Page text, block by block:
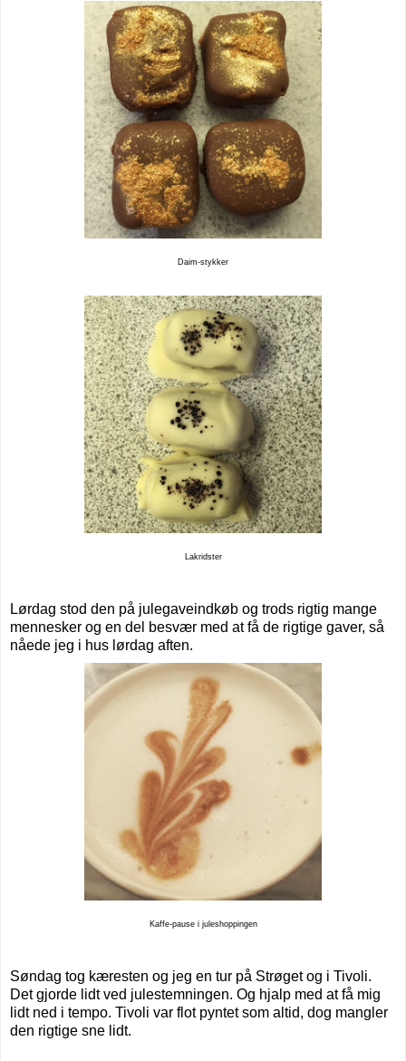
Daim-stykker
Lakridster
Lørdag stod den på julegaveindkøb og trods rigtig mange
mennesker og en del besvær med at få de rigtige gaver, så
nåede jeg i hus lørdag aften.
Kaffe-pause i juleshoppingen
Søndag tog kæresten og jeg en tur på Strøget og i Tivoli.
Det gjorde lidt ved julestemningen. Og hjalp med at få mig
lidt ned i tempo. Tivoli var flot pyntet som altid, dog mangler
den rigtige sne lidt.